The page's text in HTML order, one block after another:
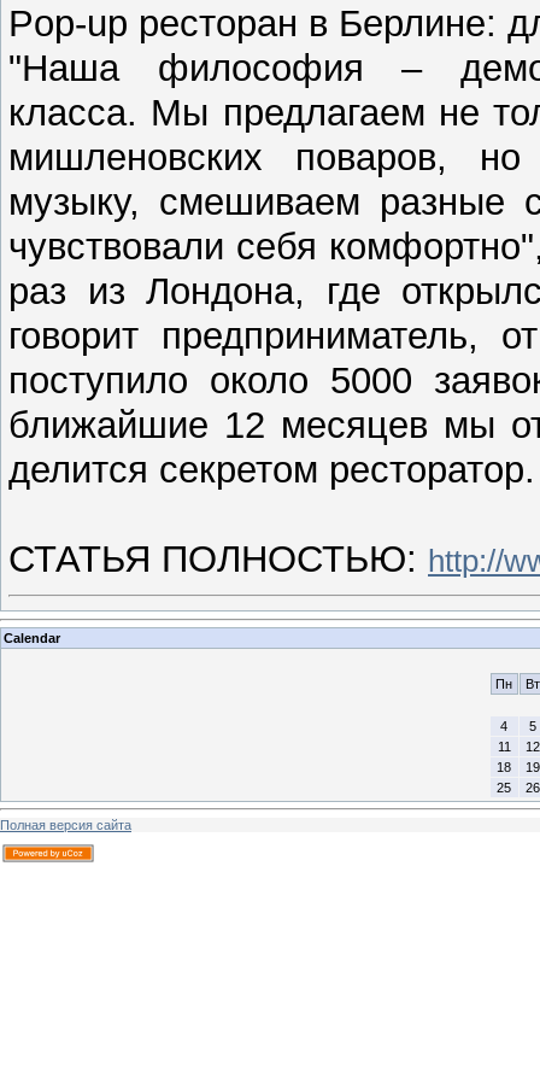
Pop-up ресторан в Берлине:
"Наша философия –
класса. Мы предлагаем не
мишленовских поваров,
музыку, смешиваем разные
чувствовали себя
раз из Лондона, где
говорит
поступило около 5000
ближайшие 12 месяцев мы
делится секретом ресторатор.
СТАТЬЯ ПОЛНОСТЬЮ: http://
Calendar
Пн Вт
4
5
11
12
18
19
25
26
Полная версия сайта